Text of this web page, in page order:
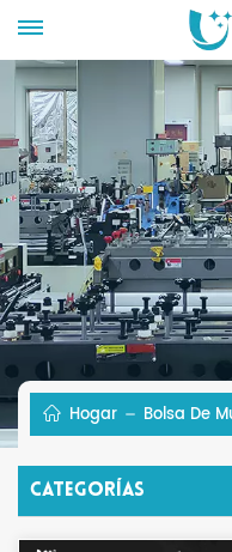
Hogar Bolsa De
Categorías